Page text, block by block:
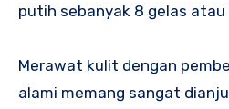
putih sebanyak 8 gelas
Merawat kulit dengan
alami memang sangat